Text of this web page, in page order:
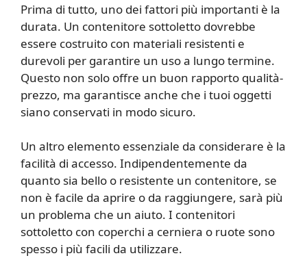
Prima di tutto, uno dei fattori più importanti è la
durata. Un contenitore sottoletto dovrebbe
essere costruito con materiali resistenti e
durevoli per garantire un uso a lungo termine.
Questo non solo offre un buon rapporto qualità-
prezzo, ma garantisce anche che i tuoi oggetti
siano conservati in modo sicuro.
Un altro elemento essenziale da considerare è la
facilità di accesso. Indipendentemente da
quanto sia bello o resistente un contenitore, se
non è facile da aprire o da raggiungere, sarà più
un problema che un aiuto. I contenitori
sottoletto con coperchi a cerniera o ruote sono
spesso i più facili da utilizzare.